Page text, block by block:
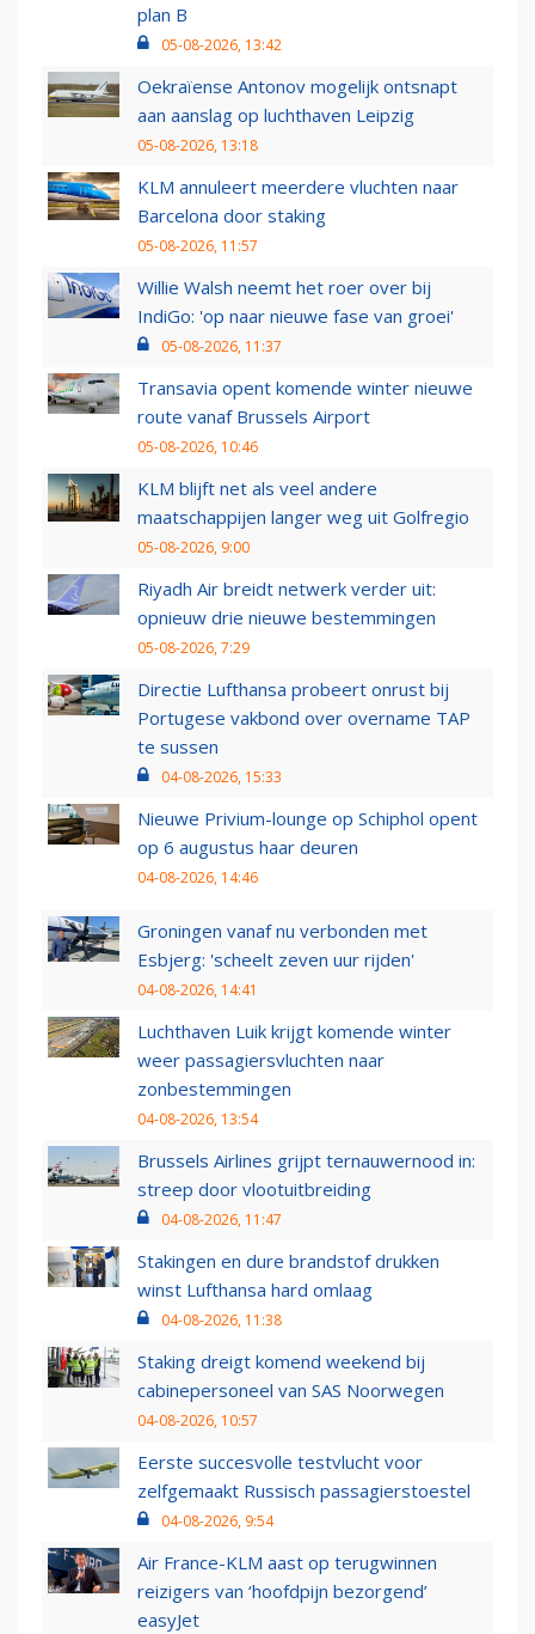
plan B
05-08-2026, 13:42
Oekraïense Antonov mogelijk ontsnapt
aan aanslag op luchthaven Leipzig
05-08-2026, 13:18
KLM annuleert meerdere vluchten naar
Barcelona door staking
05-08-2026, 11:57
Willie Walsh neemt het roer over bij
IndiGo: 'op naar nieuwe fase van groei'
05-08-2026, 11:37
Transavia opent komende winter nieuwe
route vanaf Brussels Airport
05-08-2026, 10:46
KLM blijft net als veel andere
maatschappijen langer weg uit Golfregio
05-08-2026, 9:00
Riyadh Air breidt netwerk verder uit:
opnieuw drie nieuwe bestemmingen
05-08-2026, 7:29
Directie Lufthansa probeert onrust bij
Portugese vakbond over overname TAP
te sussen
04-08-2026, 15:33
Nieuwe Privium-lounge op Schiphol opent
op 6 augustus haar deuren
04-08-2026, 14:46
Groningen vanaf nu verbonden met
Esbjerg: 'scheelt zeven uur rijden'
04-08-2026, 14:41
Luchthaven Luik krijgt komende winter
weer passagiersvluchten naar
zonbestemmingen
04-08-2026, 13:54
Brussels Airlines grijpt ternauwernood in:
streep door vlootuitbreiding
04-08-2026, 11:47
Stakingen en dure brandstof drukken
winst Lufthansa hard omlaag
04-08-2026, 11:38
Staking dreigt komend weekend bij
cabinepersoneel van SAS Noorwegen
04-08-2026, 10:57
Eerste succesvolle testvlucht voor
zelfgemaakt Russisch passagierstoestel
04-08-2026, 9:54
Air France-KLM aast op terugwinnen
reizigers van ‘hoofdpijn bezorgend’
easyJet